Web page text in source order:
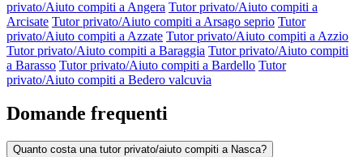
privato/Aiuto compiti a Angera Tutor privato/Aiuto compiti a
Arcisate Tutor privato/Aiuto compiti a Arsago seprio Tutor
privato/Aiuto compiti a Azzate Tutor privato/Aiuto compiti a Azzio
Tutor privato/Aiuto compiti a Baraggia Tutor privato/Aiuto compiti
a Barasso Tutor privato/Aiuto compiti a Bardello Tutor
privato/Aiuto compiti a Bedero valcuvia
Domande frequenti
Quanto costa una tutor privato/aiuto compiti a Nasca?